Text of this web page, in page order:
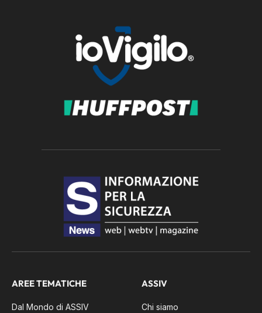
AREE TEMATICHE
Dal Mondo di ASSIV
ASSIV
Chi siamo